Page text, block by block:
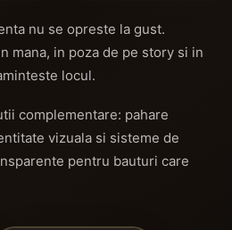
nu se opreste la gust.
mana, in poza de pe story si in
locul.
complementare: pahare
vizuala si sisteme de
pentru bauturi care